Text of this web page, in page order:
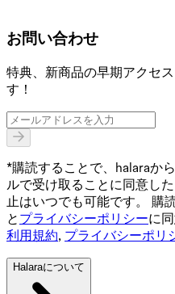
お問い合わせ
特典、新商品の早期アクセ
す！
*購読することで、halaraか
ルで受け取ることに同意し
止はいつでも可能です。 購
と プライバシーポリシーに
利用規約, プライバシーポリ
Halaraについて